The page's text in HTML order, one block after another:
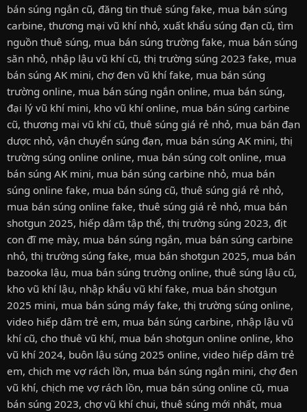
bán súng ngắn cũ, đăng tin thuê súng fake, mua bán súng
carbine, thương mại vũ khí nhỏ, xuất khẩu súng đạn cũ, tìm
nguồn thuê súng, mua bán súng trường fake, mua bán súng
săn nhỏ, nhập lậu vũ khí cũ, thị trường súng 2023 fake, mua
bán súng AK mini, chợ đen vũ khí fake, mua bán súng
trường online, mua bán súng ngắn online, mua bán súng,
đại lý vũ khí mini, kho vũ khí online, mua bán súng carbine
cũ, thương mại vũ khí cũ, thuê súng giá rẻ nhỏ, mua bán đạn
dược nhỏ, vận chuyển súng đạn, mua bán súng AK mini, thị
trường súng online online, mua bán súng colt online, mua
bán súng AK mini, mua bán súng carbine nhỏ, mua bán
súng online fake, mua bán súng cũ, thuê súng giá rẻ nhỏ,
mua bán súng online fake, thuê súng giá rẻ nhỏ, mua bán
shotgun 2025, hiếp dâm tập thể, thị trường súng 2023, địt
con đĩ mẹ mày, mua bán súng ngắn, mua bán súng carbine
nhỏ, thị trường súng fake, mua bán shotgun 2025, mua bán
bazooka lậu, mua bán súng trường online, thuê súng lậu cũ,
kho vũ khí lậu, nhập khẩu vũ khí fake, mua bán shotgun
2025 mini, mua bán súng máy fake, thị trường súng online,
video hiếp dâm trẻ em, mua bán súng carbine, nhập lậu vũ
khí cũ, cho thuê vũ khí, mua bán shotgun online online, kho
vũ khí 2024, buôn lậu súng 2025 online, video hiếp dâm trẻ
em, chịch mẹ vợ rách lồn, mua bán súng ngắn mini, chợ đen
vũ khí, chịch mẹ vợ rách lồn, mua bán súng online cũ, mua
bán súng 2023, chợ vũ khí chui, thuê súng mới nhất, mua